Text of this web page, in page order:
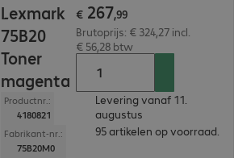
Lexmark
75B20
Toner
magenta
Productnr.:
4180821
Fabrikant-nr.:
75B20M0
€ 267,99
Brutoprijs: € 324,27 incl.
€ 56,28 btw
Levering vanaf 11.
augustus
95 artikelen op voorraad.